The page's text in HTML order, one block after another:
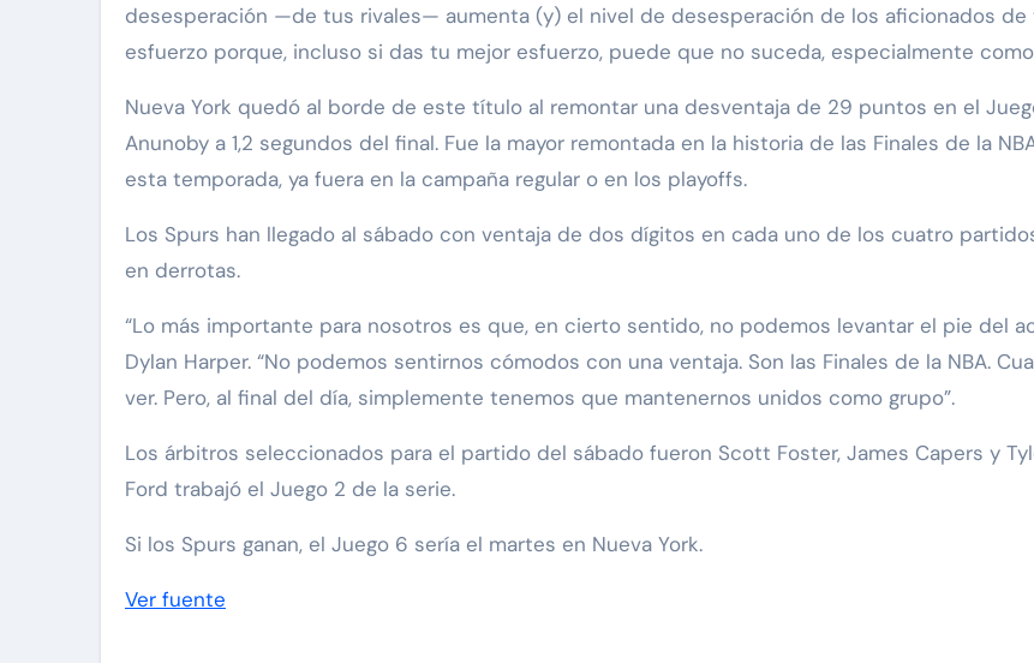
desesperación —de tus rivales— aumenta (y) el nivel de desesperación de los aficionados
esfuerzo porque, incluso si das tu mejor esfuerzo, puede que no suceda, especialmente
Nueva York quedó al borde de este título al remontar una desventaja de 29 puntos en el
Anunoby a 1,2 segundos del final. Fue la mayor remontada en la historia de las Finales de la
esta temporada, ya fuera en la campaña regular o en los playoffs.
Los Spurs han llegado al sábado con ventaja de dos dígitos en cada uno de los cuatro
en derrotas.
“Lo más importante para nosotros es que, en cierto sentido, no podemos levantar el pie del
Dylan Harper. “No podemos sentirnos cómodos con una ventaja. Son las Finales de la NBA.
ver. Pero, al final del día, simplemente tenemos que mantenernos unidos como grupo”.
Los árbitros seleccionados para el partido del sábado fueron Scott Foster, James Capers y
Ford trabajó el Juego 2 de la serie.
Si los Spurs ganan, el Juego 6 sería el martes en Nueva York.
Ver fuente